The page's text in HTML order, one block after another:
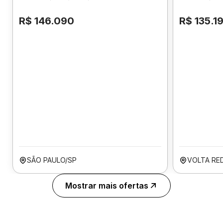
R$ 146.090
SÃO PAULO/SP
R$
VOLTA
Mostrar mais ofertas